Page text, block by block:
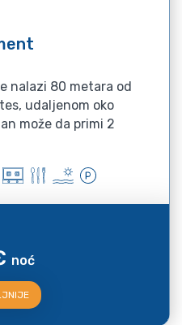
nalazi 80 metara od
udaljenom oko
može da primi 2
noć